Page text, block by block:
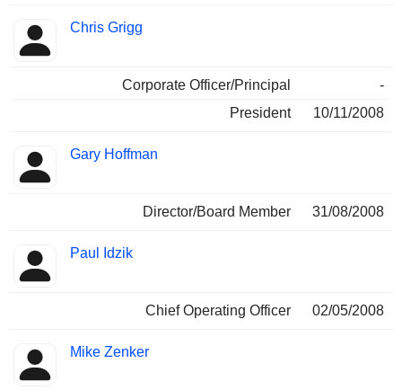
Chris Grigg
Corporate Officer/Principal
-
President
10/11/2008
Gary Hoffman
Director/Board Member 31/08/2008
Paul Idzik
Chief Operating Officer 02/05/2008
Mike Zenker